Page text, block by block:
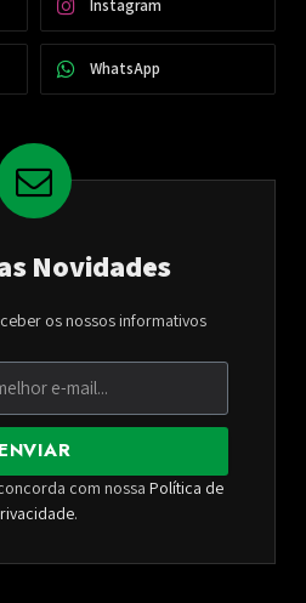
Instagram
WhatsApp
Novidades
os nossos informativos
ENVIAR
com nossa Política de
.